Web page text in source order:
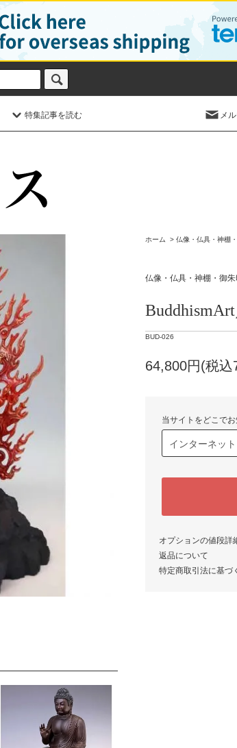
特集記事を読む メ
ホーム > 仏像・仏具・神棚
仏像・仏具・神棚・御
BUD-026
64,800円(税
当サイトをどこで
オプションの値段詳
返品について
特定商取引法に基づ